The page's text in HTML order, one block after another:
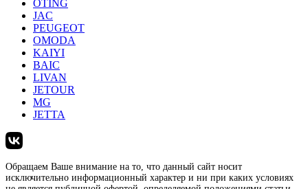
OTING
JAC
PEUGEOT
OMODA
KAIYI
BAIC
LIVAN
JETOUR
MG
JETTA
Обращаем Ваше внимание на то, что данный сайт носит
исключительно информационный характер и ни при каких условиях